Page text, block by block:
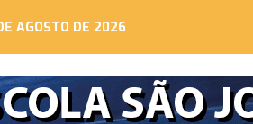
AGOSTO DE 2026